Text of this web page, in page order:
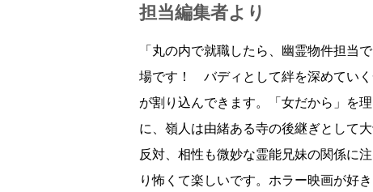
担当編集者より
「丸の内で就職したら、幽霊物件担当
場です！ バディとして絆を深めていく
が割り込んできます。「女だから」を
に、嶺人は由緒ある寺の後継ぎとして
反対、相性も微妙な霊能兄妹の関係に
り怖くて楽しいです。ホラー映画が好